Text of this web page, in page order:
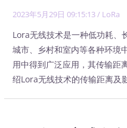
2023年5月29日 09:15:13/ LoRa
Lora无线技术是一种低功耗、
城市、乡村和室内等各种环境
用中得到广泛应用，其传输距
绍Lora无线技术的传输距离及